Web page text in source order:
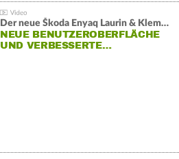
Der neue Škoda Enyaq Laurin & Klement
NEUE BENUTZEROBERFLÄCHE
UND VERBESSERTE…